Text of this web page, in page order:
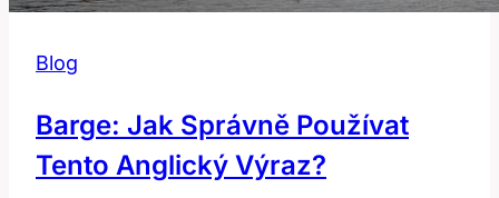
Blog
Barge: Jak Správně Používat
Tento Anglický Výraz?